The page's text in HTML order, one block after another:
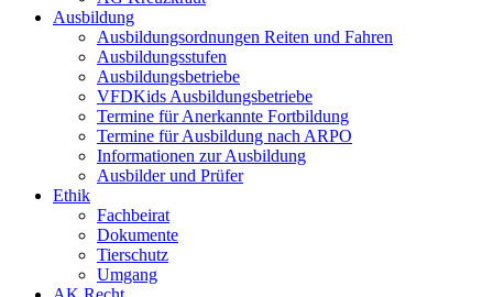
Ausbildung
Ausbildungsordnungen Reiten und Fahren
Ausbildungsstufen
Ausbildungsbetriebe
VFDKids Ausbildungsbetriebe
Termine für Anerkannte Fortbildung
Termine für Ausbildung nach ARPO
Informationen zur Ausbildung
Ausbilder und Prüfer
Ethik
Fachbeirat
Dokumente
Tierschutz
Umgang